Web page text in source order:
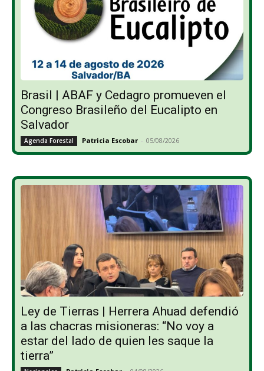
Brasil | ABAF y Cedagro promueven el
Congreso Brasileño del Eucalipto en
Salvador
Agenda Forestal Patricia Escobar - 05/08/2026
Ley de Tierras | Herrera Ahuad defendió
a las chacras misioneras: “No voy a
estar del lado de quien les saque la
tierra”